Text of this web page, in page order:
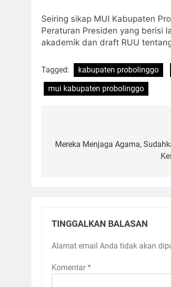
Seiring sikap MUI Kabupaten
Peraturan Presiden yang berisi
akademik dan draft RUU
Tagged: kabupaten probolinggo
mui kabupaten probolinggo
pos
Mereka Menjaga Agama,
TINGGALKAN BALASAN
Alamat email Anda tidak akan
Komentar *